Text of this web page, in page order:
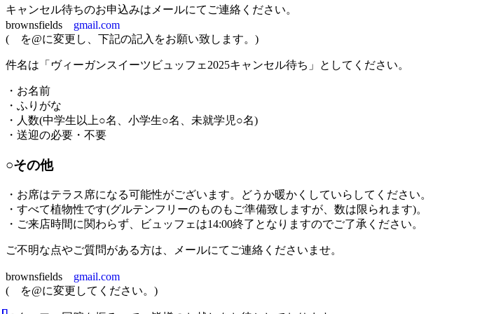
キャンセル待ちのお申込みはメールにてご連絡ください。
brownsfields
gmail.com
(
を@に変更し、下記の記入をお願い致します。)
件名は「ヴィーガンスイーツビュッフェ2025キャンセル待ち」としてください。
・お名前
・ふりがな
・人数(中学生以上○名、小学生○名、未就学児○名)
・送迎の必要・不要
○その他
・お席はテラス席になる可能性がございます。どうか暖かくしていらしてください。
・すべて植物性です(グルテンフリーのものもご準備致しますが、数は限られます)。
・ご来店時間に関わらず、ビュッフェは14:00終了となりますのでご了承ください。
ご不明な点やご質問がある方は、メールにてご連絡くださいませ。
brownsfields
gmail.com
(
を@に変更してください。)